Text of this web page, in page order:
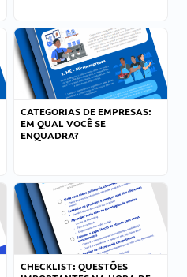
CATEGORIAS DE EMPRESAS:
EM QUAL VOCÊ SE
ENQUADRA?
CHECKLIST: QUESTÕES